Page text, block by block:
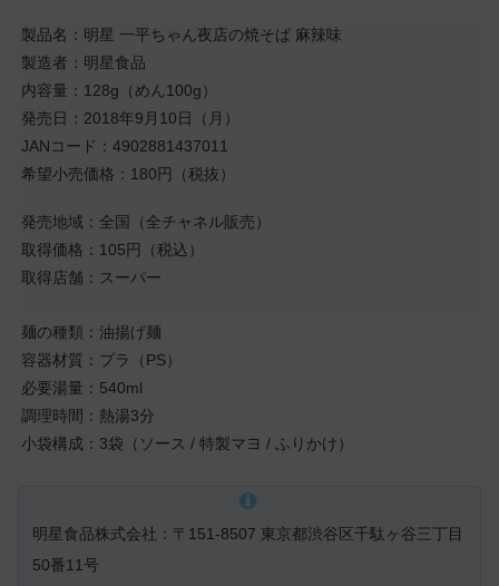
製品名：明星 一平ちゃん夜店の焼そば 麻辣味
製造者：明星食品
内容量：128g（めん100g）
発売日：2018年9月10日（月）
JANコード：4902881437011
希望小売価格：180円（税抜）
発売地域：全国（全チャネル販売）
取得価格：105円（税込）
取得店舗：スーパー
麺の種類：油揚げ麺
容器材質：プラ（PS）
必要湯量：540ml
調理時間：熱湯3分
小袋構成：3袋（ソース / 特製マヨ / ふりかけ）
明星食品株式会社：〒151-8507 東京都渋谷区千駄ヶ谷三丁目
50番11号